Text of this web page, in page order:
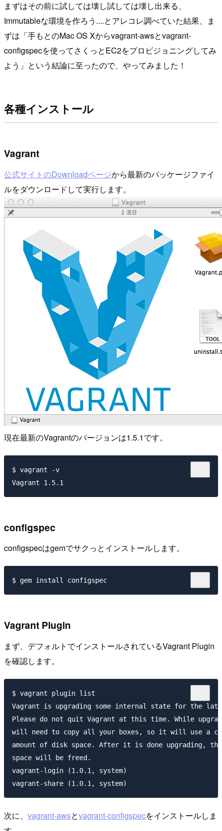
まずはその前に試しては壊し試しては壊し出来る、
Immutableな環境を作ろう....とアレコレ調べていた結果、ま
ずは「手もとのMac OS Xからvagrant-awsとvagrant-
configspecを使ってさくっとEC2をプロビジョニングしてみ
よう」という結論に至ったので、やってみました！
各種インストール
Vagrant
公式サイトのDownloadページから最新のパッケージファイ
ルをダウンロードして実行します。
現在最新のVagrantのバージョンは1.5.1です。
$ vagrant -v
configspec
configspecはgemでサクっとインストールします。
Vagrant Plugin
まず、デフォルトでインストールされているVagrant Plugin
を確認します。
$ vagrant plugin list
Vagrant is upgrading some internal state for the
Please do not quit Vagrant at this time. While
will need to copy all your boxes, so it will use a
amount of disk space. After it is done upgrading,
space will be freed.
vagrant-login (1.0.1, system)
次に、 vagrant-awsとvagrant-configspecをインストールしま